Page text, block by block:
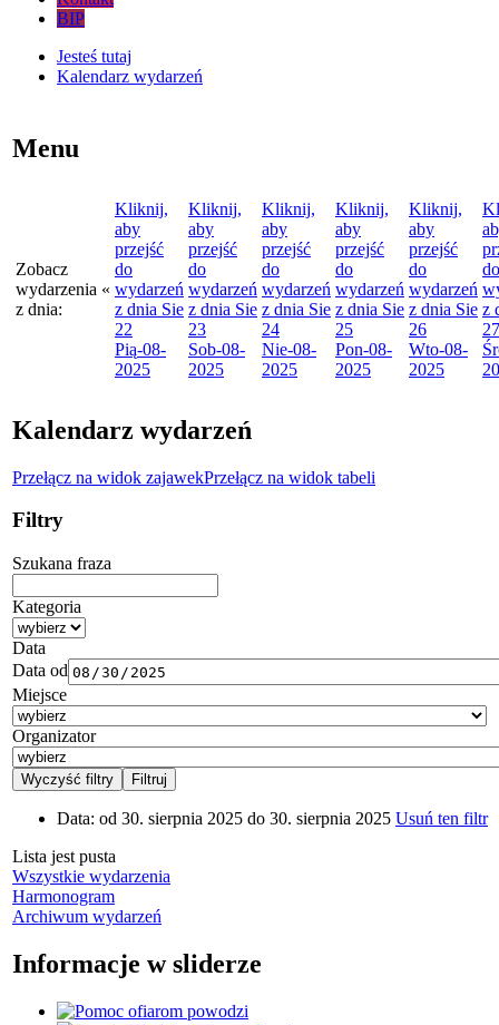
BIP
Jesteś tutaj
Kalendarz wydarzeń
Menu
Zobacz
wydarzenia
z dnia:
«
Kliknij,
aby
przejść
do
wydarzeń
z dnia Sie
22
Pią-08-
2025
Kliknij,
aby
przejść
do
wydarzeń
z dnia Sie
23
Sob-08-
2025
Kliknij,
aby
przejść
do
wydarzeń
z dnia Sie
24
Nie-08-
2025
Kliknij,
aby
przejść
do
wydarzeń
z dnia Sie
25
Pon-08-
2025
Kliknij,
aby
przejść
do
wydarzeń
z dnia Sie
26
Wto-08-
2025
do
z
27
Kalendarz wydarzeń
Przełącz na widok zajawekPrzełącz na widok tabeli
Filtry
Szukana fraza
Kategoria
Data
Data od
Miejsce
Organizator
Data: od 30. sierpnia 2025 do 30. sierpnia 2025 Usuń ten filtr
Lista jest pusta
Wszystkie wydarzenia
Harmonogram
Archiwum wydarzeń
Informacje w sliderze